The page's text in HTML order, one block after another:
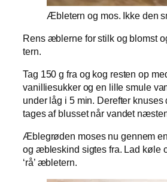
Æbletern og mos. Ikke den
Rens æblerne for stilk og blomst
tern.
Tag 150 g fra og kog resten op
vanilliesukker og en lille smule
under låg i 5 min. Derefter knuses
tages af blusset når vandet
Æblegrøden moses nu gennem
og æbleskind sigtes fra. Lad køle
‘rå’ æbletern.